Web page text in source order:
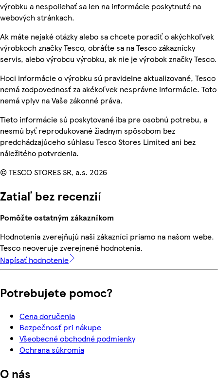
výrobku a nespoliehať sa len na informácie poskytnuté na
webových stránkach.
Ak máte nejaké otázky alebo sa chcete poradiť o akýchkoľvek
výrobkoch značky Tesco, obráťte sa na Tesco zákaznícky
servis, alebo výrobcu výrobku, ak nie je výrobok značky Tesco.
Hoci informácie o výrobku sú pravidelne aktualizované, Tesco
nemá zodpovednosť za akékoľvek nesprávne informácie. Toto
nemá vplyv na Vaše zákonné práva.
Tieto informácie sú poskytované iba pre osobnú potrebu, a
nesmú byť reprodukované žiadnym spôsobom bez
predchádzajúceho súhlasu Tesco Stores Limited ani bez
náležitého potvrdenia.
© TESCO STORES SR, a.s. 2026
Zatiaľ bez recenzií
Pomôžte ostatným zákazníkom
Hodnotenia zverejňujú naši zákazníci priamo na našom webe.
Tesco neoveruje zverejnené hodnotenia.
Napísať hodnotenie
Potrebujete pomoc?
Cena doručenia
Bezpečnosť pri nákupe
Všeobecné obchodné podmienky
Ochrana súkromia
O nás